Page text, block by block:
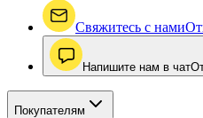
Свяжитесь с нами
Напишите нам в чат
Покупателям